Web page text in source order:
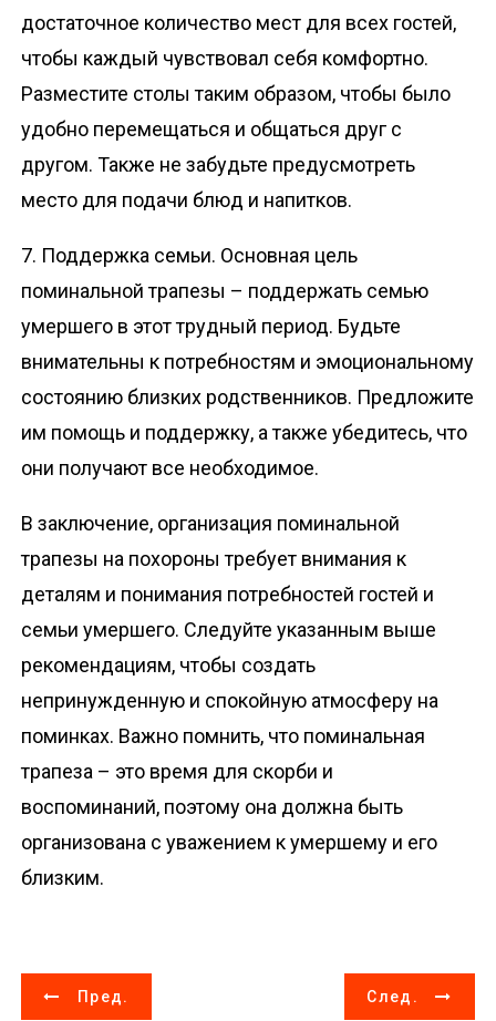
достаточное количество мест для всех гостей,
чтобы каждый чувствовал себя комфортно.
Разместите столы таким образом, чтобы было
удобно перемещаться и общаться друг с
другом. Также не забудьте предусмотреть
место для подачи блюд и напитков.
7. Поддержка семьи. Основная цель
поминальной трапезы – поддержать семью
умершего в этот трудный период. Будьте
внимательны к потребностям и эмоциональному
состоянию близких родственников. Предложите
им помощь и поддержку, а также убедитесь, что
они получают все необходимое.
В заключение, организация поминальной
трапезы на похороны требует внимания к
деталям и понимания потребностей гостей и
семьи умершего. Следуйте указанным выше
рекомендациям, чтобы создать
непринужденную и спокойную атмосферу на
поминках. Важно помнить, что поминальная
трапеза – это время для скорби и
воспоминаний, поэтому она должна быть
организована с уважением к умершему и его
близким.
Н
Пред. След.